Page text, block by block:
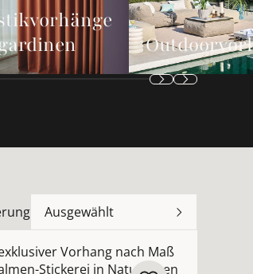
Ausgewählt
Vorhang nach Maß
Stickerei in Naturtönen